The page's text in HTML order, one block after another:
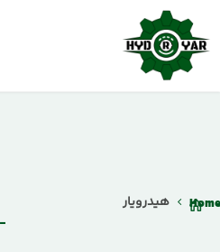
Home هیدرویار